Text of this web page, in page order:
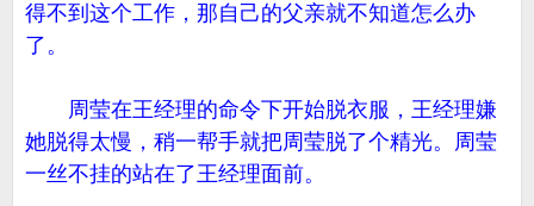
得不到这个工作，那自己的父亲就不知道怎么办
了。
周莹在王经理的命令下开始脱衣服，王经理嫌
她脱得太慢，稍一帮手就把周莹脱了个精光。周莹
一丝不挂的站在了王经理面前。